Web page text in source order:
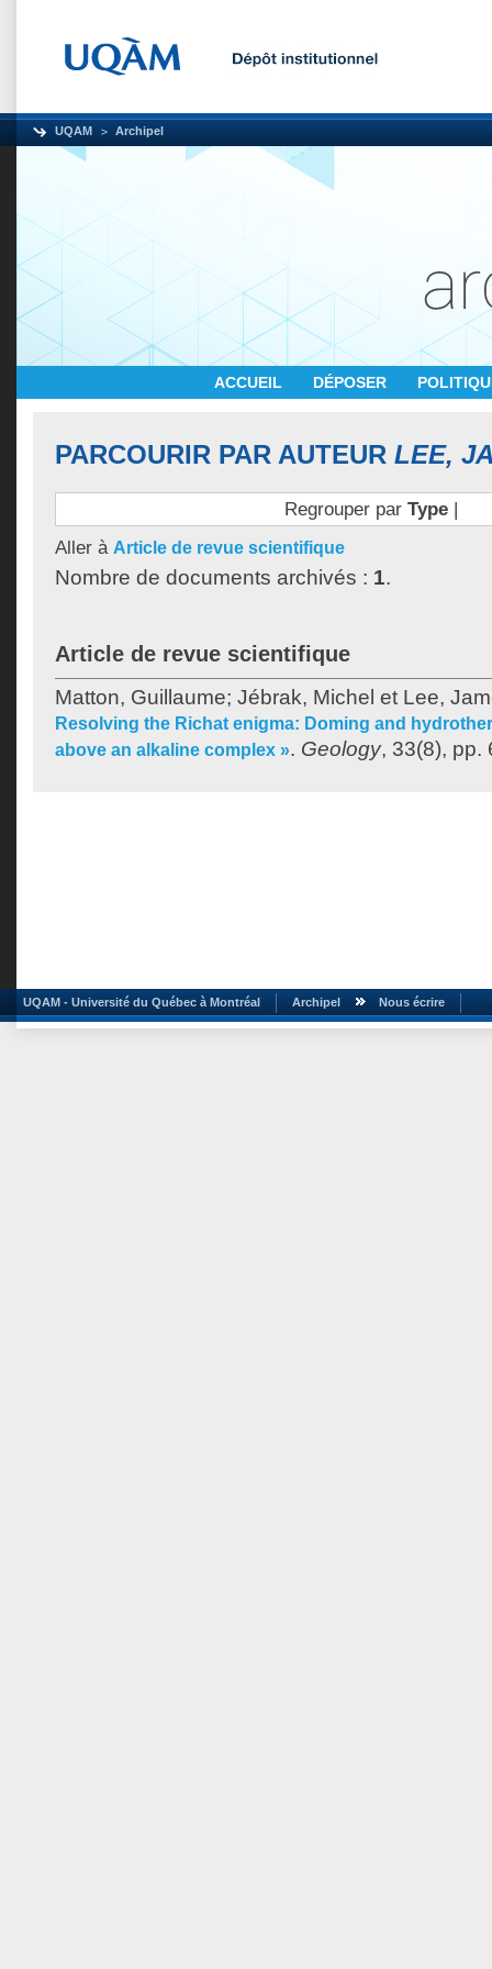
UQAM Archipel
ACCUEIL DÉPOSER
PARCOURIR PAR AUTEUR LEE,
Regrouper par Type|
Aller à Article de revue scientifique
Nombre de documents archivés : 1.
Article de revue scientifique
Matton, Guillaume; Jébrak, Michel et Lee,
Resolving the Richat enigma: Doming and
above an alkaline complex ». Geology, 33(8), pp.
UQAM - Université du Québec à Montréal Archipel Nous écrire